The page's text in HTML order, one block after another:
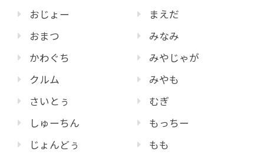
おじょー
おまつ
かわぐち
クルム
さいとぅ
しゅーちん
じょんどぅ
まえだ
みなみ
みやじゃが
みやも
むぎ
もっちー
もも